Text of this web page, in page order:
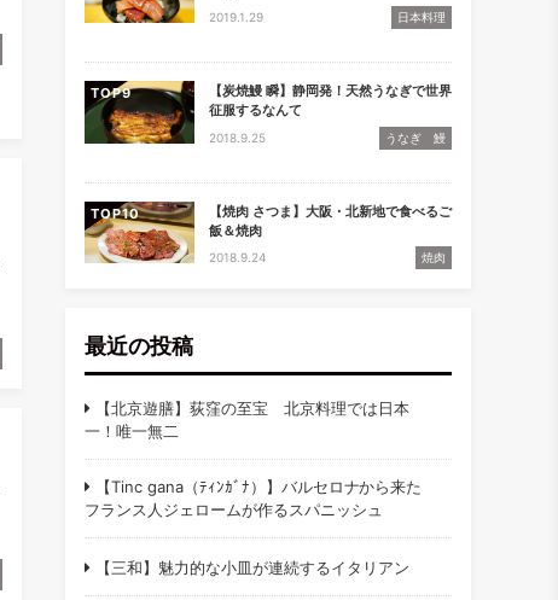
2019.1.29 日本料理
TOP
【炭焼鰻 瞬】静岡発！天然うなぎで世界
征服するなんて
2018.9.25 うなぎ 鰻
TOP
【焼肉 さつま】大阪・北新地で食べるご
飯＆焼肉
2018.9.24 焼肉
最近の投稿
【北京遊膳】荻窪の至宝 北京料理では日本
一！唯一無二
【Tinc gana（ﾃｨﾝｶﾞﾅ）】バルセロナから来た
フランス人ジェロームが作るスパニッシュ
【三和】魅力的な小皿が連続するイタリアン